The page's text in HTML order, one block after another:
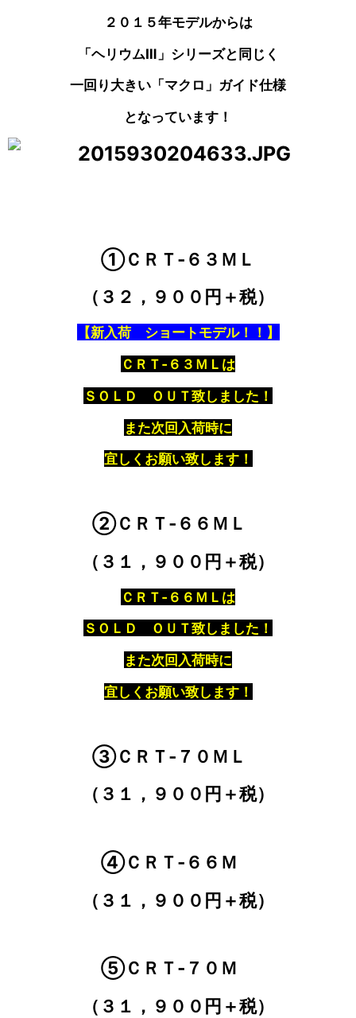
２０１５年モデルからは
「ヘリウムⅢ」シリーズと同じく
一回り大きい「マクロ」ガイド仕様
となっています！
①ＣＲＴ‐６３ＭＬ
（３２，９００円＋税）
【新入荷 ショートモデル！！】
ＣＲＴ‐６３ＭＬは
ＳＯＬＤ ＯＵＴ致しました！
また次回入荷時に
宜しくお願い致します！
②ＣＲＴ‐６６ＭＬ
（３１，９００円＋税）
ＣＲＴ‐６６ＭＬは
ＳＯＬＤ ＯＵＴ致しました！
また次回入荷時に
宜しくお願い致します！
③ＣＲＴ‐７０ＭＬ
（３１，９００円＋税）
④ＣＲＴ‐６６Ｍ
（ ３１，９００円＋税）
⑤ＣＲＴ‐７０Ｍ
（３１，９００円＋税）